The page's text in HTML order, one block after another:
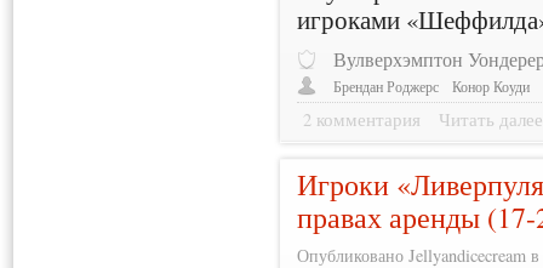
игроками
Вулверхэмптон
Брендан Роджерс Конор Коуди
2 комментария Читать далее
Игроки
правах аренды
Опубликовано Jellyandicecream